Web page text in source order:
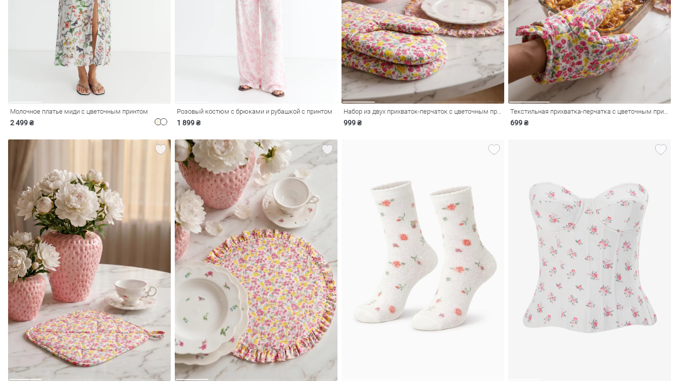
ОчкиКосметика
Молочное платье миди с цветочным принтом
2 499 ₴
Розовый костюм с брюками и рубашкой с принтом
1 899 ₴
Набор из двух прихваток-перчаток с цветочным принтом
999 ₴
Текстильная прихватка-перчатка с цветочным принтом
699 ₴